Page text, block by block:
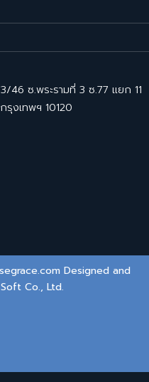
46 ซ.พระรามที่ 3 ซ.77 แยก 11
รุงเทพฯ 10120
Designed and
Co., Ltd.